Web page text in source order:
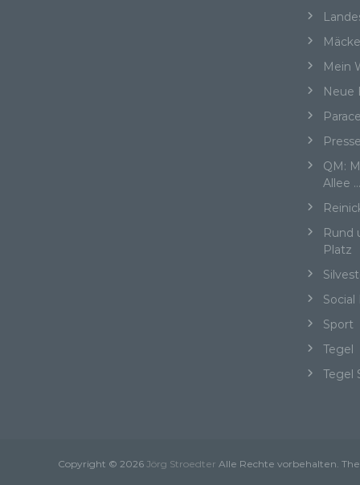
Mein
Neue
QM:
Allee …
Rund
Platz
Social
Sport
Tegel
Tegel
Copyright © 2026 Jörg Stroedter Alle Rechte vorbehalten.
a)
zu
b)
c)